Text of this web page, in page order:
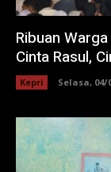
Ribuan
Cinta Rasul,
Kepri Selasa, 04/